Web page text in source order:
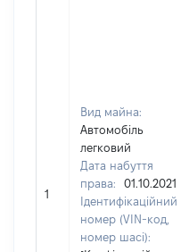
1
Вид майна:
Автомобіль
легковий
Дата набуття
права:
01.10.2021
Ідентифікаційний
номер (VIN-код,
номер шасі):